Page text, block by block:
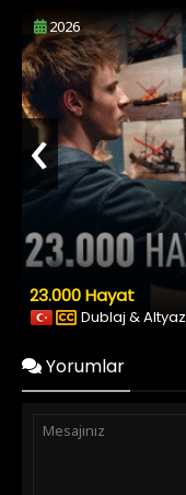
2026
23.000 Hayat
Dublaj &
‹
Yorumlar